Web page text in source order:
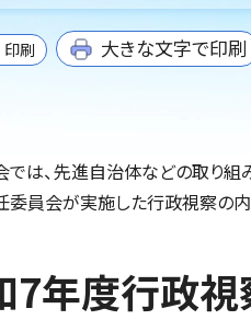
印刷 大きな文字で印刷
では、先進自治体などの取り組
委員会が実施した行政視察の内
7年度行政